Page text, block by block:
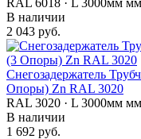
В наличии
2 043 руб.
Снегозадержатель
Опоры) Zn RAL 3020
RAL 3020 · L 3000мм мм
В наличии
1 692 руб.